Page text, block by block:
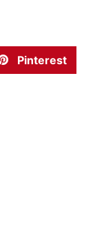
Pinterest